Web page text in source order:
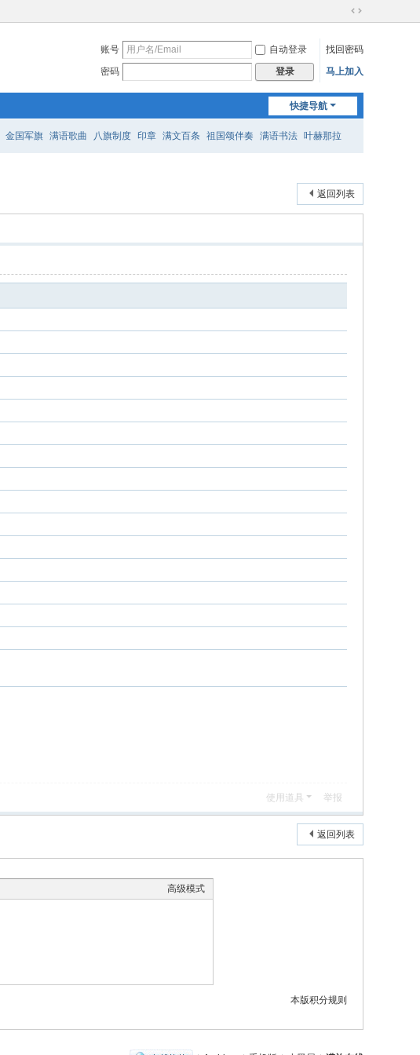
切
到
宽
账号 自动登录
找回密码
密码
登录 马上加入
快捷导航
金国军旗 满语歌曲 八旗制度 印章 满文百条 祖国颂伴奏 满语书法 叶赫那拉
返回列表
使用道具 举报
返回列表
高级模式
本版积分规则